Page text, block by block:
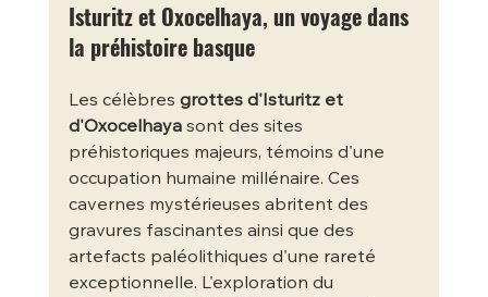
Isturitz et Oxocelhaya, un voyage dans
la préhistoire basque
Les célèbres grottes d'Isturitz et
d'Oxocelhaya sont des sites
préhistoriques majeurs, témoins d'une
occupation humaine millénaire. Ces
cavernes mystérieuses abritent des
gravures fascinantes ainsi que des
artefacts paléolithiques d'une rareté
exceptionnelle. L'exploration du